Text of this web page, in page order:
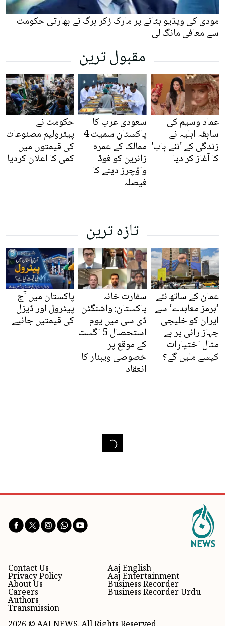
مودی کی ویڈیو ہٹانے پر مارک زکر برگ نے بھارتی حکومت
سے معافی مانگ لی
مقبول ترین
عماد وسیم کی
سابقہ اہلیہ نے
زندگی کے 'نئے باب'
کا آغاز کر دیا
سعودی عرب کا
پاکستان سمیت 4
ممالک کے عمرہ
زائرین کو فوڈ
واؤچرز دینے کا
فیصلہ
حکومت نے
پیٹرولیم مصنوعات
کی قیمتوں میں
کمی کا اعلان کردیا
تازہ ترین
عمان کے ساتھ نئے
’ہرمز معاہدے‘ سے
ایران کو خلیجی
جہاز رانی پر بے
مثال اختیارات
کیسے ملیں گے؟
سفارت خانہ
پاکستان: واشنگٹن
ڈی سی میں یوم
استحصال 5 اگست
کے موقع پر
خصوصی ویبنار کا
انعقاد
پاکستان میں آج
پیٹرول اور ڈیزل
کی قیمتیں جانیے
Aaj English
Aaj Entertainment
Business Recorder
Business Recorder Urdu
Contact Us
Privacy Policy
About Us
Careers
Authors
Transmission